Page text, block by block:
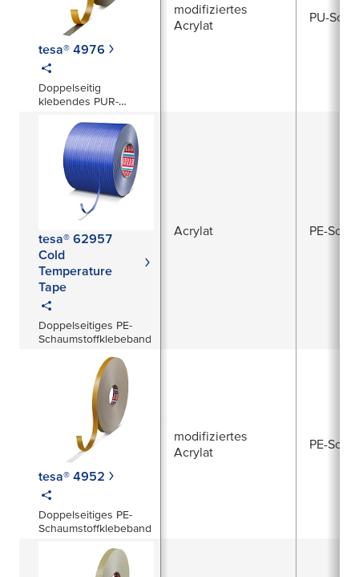
tesa® 4976
Doppelseitig
klebendes PUR-
modifiziertes
Acrylat
PU-
tesa® 62957
Cold
Temperature
Tape
Doppelseitiges PE-
Schaumstoffklebeband
Acrylat PE-
tesa® 4952
Doppelseitiges PE-
Schaumstoffklebeband
modifiziertes
Acrylat
PE-